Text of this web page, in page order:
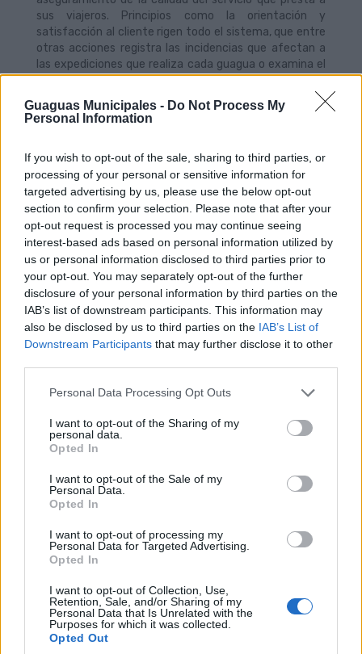
Guaguas Municipales - Do Not Process My
Personal Information
If you wish to opt-out of the sale, sharing to third parties, or
processing of your personal or sensitive information for
targeted advertising by us, please use the below opt-out
section to confirm your selection. Please note that after your
opt-out request is processed you may continue seeing
interest-based ads based on personal information utilized by
us or personal information disclosed to third parties prior to
your opt-out. You may separately opt-out of the further
disclosure of your personal information by third parties on the
IAB’s list of downstream participants. This information may
also be disclosed by us to third parties on the IAB’s List of
Downstream Participants that may further disclose it to other
Personal Data Processing Opt Outs
I want to opt-out of the Sharing of my
personal data.
Opted In
I want to opt-out of the Sale of my
Personal Data.
Opted In
I want to opt-out of processing my
Personal Data for Targeted Advertising.
Opted In
I want to opt-out of Collection, Use,
Retention, Sale, and/or Sharing of my
Personal Data that Is Unrelated with the
Purposes for which it was collected.
Opted Out
sus viajeros. Principios como la orientación y
satisfacción al cliente rigen todo el sistema, que entre
otras acciones registra las incidencias que afectan a
las expediciones que realiza cada guagua o examina el
cumplimiento de los horarios estipulados.
En el apartado de sostenibilidad medioambiental, GM
la mejora de la movilidad en la ciudad midiendo los
efectos ocasionados por su actividad paraprevenir la
contaminación , eliminar oreducir al mínimo las
emisiones, vertidos y residuos,mediante la
definición anual de objetivos alcanzables y medibles.
Además, los auditores de Bureau Veritas verificaron que
los más de 10 residuos peligrosos derivados de la
actividad que llevan a cabo diariamente los operarios
de mantenimiento se gestionan adecuadamente,
cumpliendo los procesos e instrucciones de trabajo
establecidos.
de riesgos laborales. La certificación OHSAS 18001, a la
salud de los trabajadores en sus puestos de trabajo. En
este caso, la empresa municipal cuenta con un sistema
en carretera
-COMUNICADO- Guaguas
Municipales trasmite sus
condolencias por el accidente
ferroviario de Santiago de
Compostela